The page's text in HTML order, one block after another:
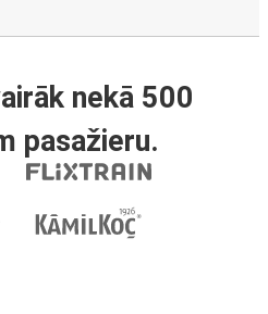
nekā 500
pasažieru.